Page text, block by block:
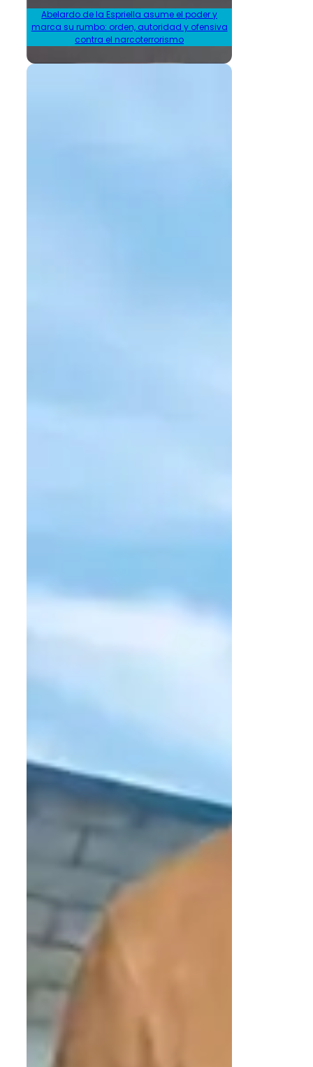
Abelardo de la Espriella asume el poder y
marca su rumbo: orden, autoridad y ofensiva
contra el narcoterrorismo